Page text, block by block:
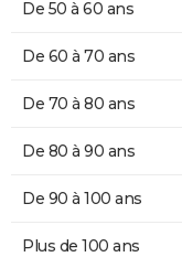
De 50 à 60 ans
De 60 à 70 ans
De 70 à 80 ans
De 80 à 90 ans
De 90 à 100 ans
Plus de 100 ans